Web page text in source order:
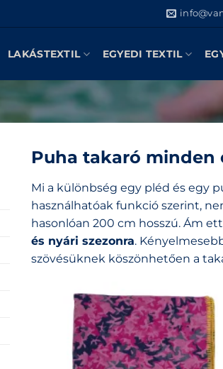
LAKÁSTEXTIL EGYEDI TEXTIL
Puha takaró minden
Mi a különbség egy pléd és egy
használhatóak funkció szerint,
hasonlóan 200 cm hosszú. Ám
és nyári szezonra.
szövésüknek köszönhetően a